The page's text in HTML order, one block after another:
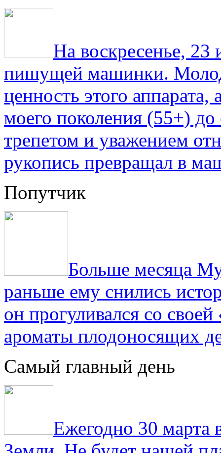
На воскресенье,
пишущей машинки.
ценность этого
моего поколения (55+) до
трепетом и уважением
рукопись превращал в
Попутчик
Больше месяца
раньше ему снились
он прогуливался со
ароматы плодоносящих
Самый главный день
Ежегодно 30 марта